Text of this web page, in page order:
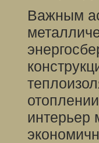
Важным
интерьер